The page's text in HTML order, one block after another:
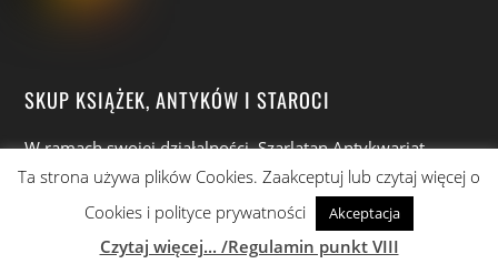
SKUP KSIĄŻEK, ANTYKÓW I STAROCI
W ramach swojej działalności, Szarlatan Antykwariat
Wrocław nie tylko oferuje szeroką gamę wybitnych
obiektów, ale także prowadzi profesjonalnyskup książek,
płyt winylowych, antyków i staroci oraz starych
pocztówek. Nasza oferta obejmuje szerokie spektrum
Ta strona używa plików Cookies. Zaakceptuj lub czytaj więcej o
Cookies i polityce prywatności
Akceptacja
Czytaj więcej... /Regulamin punkt VIII